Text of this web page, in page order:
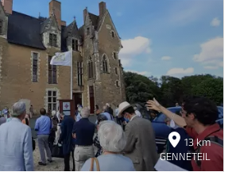
13 km
GENNETEIL